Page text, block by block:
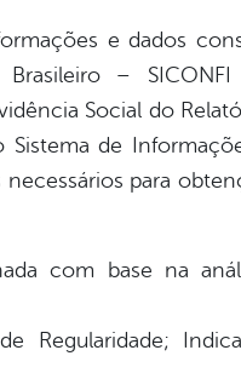
e dados
–
Social do
de
para
com base na
Regularidade;